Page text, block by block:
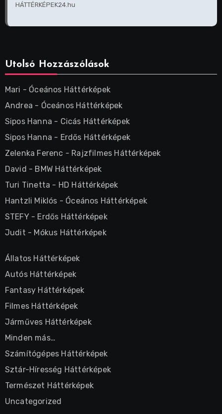
HÁTTÉRKÉPEK24.hu
Utolsó Hozzászólások
Mari - Óceános Háttérképek
Andrea - Óceános Háttérképek
Sipos Hanna - Cicás Háttérképek
Sipos Hanna - Erdős Háttérképek
Zelenka Ferenc - Rajzfilmes Háttérképek
David - BMW Háttérképek
Turi Tinetta - HD Háttérképek
Hantzli Miklós - Óceános Háttérképek
STEFY- Erdős Háttérképek
Judit - Mókus Háttérképek
Állatos Háttérképek
Autós Háttérképek
Fantasy Háttérképek
Filmes Háttérképek
Járműves Háttérképek
Minden más…
Számítógépes Háttérképek
Sztár-Híresség Háttérképek
Természet Háttérképek
Uncategorized